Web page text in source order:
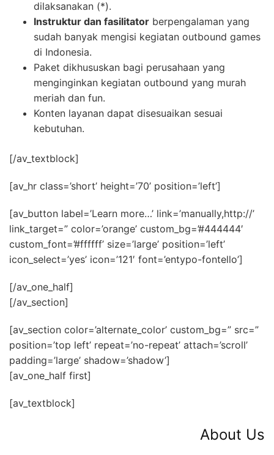
dilaksanakan (*).
Instruktur dan fasilitator berpengalaman yang
sudah banyak mengisi kegiatan outbound games
di Indonesia.
Paket dikhususkan bagi perusahaan yang
menginginkan kegiatan outbound yang murah
meriah dan fun.
Konten layanan dapat disesuaikan sesuai
kebutuhan.
[/av_textblock]
[av_hr class=’short’ height=’70’ position=’left’]
[av_button label=’Learn more…’ link=’manually,http://’
link_target=” color=’orange’ custom_bg=’#444444′
custom_font=’#ffffff’ size=’large’ position=’left’
icon_select=’yes’ icon=’121′ font=’entypo-fontello’]
[/av_one_half]
[/av_section]
[av_section color=’alternate_color’ custom_bg=” src=”
position=’top left’ repeat=’no-repeat’ attach=’scroll’
padding=’large’ shadow=’shadow’]
[av_one_half first]
[av_textblock]
About Us